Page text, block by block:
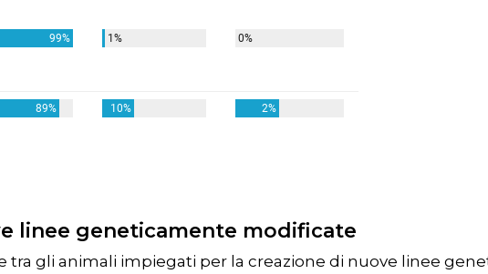
linee geneticamente modificate
tra gli animali impiegati per la creazione di nuove linee